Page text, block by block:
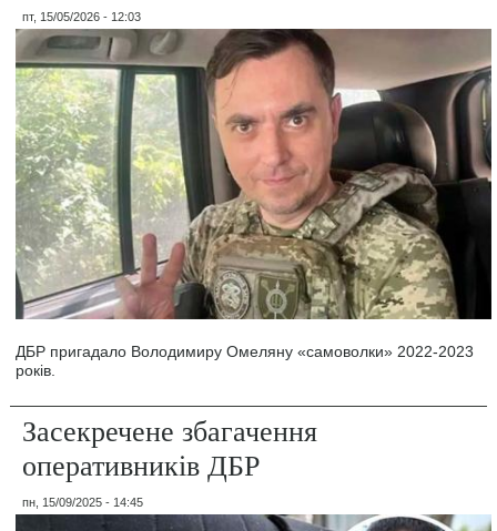
пт, 15/05/2026 - 12:03
ДБР пригадало Володимиру Омеляну «самоволки» 2022-2023
років.
Засекречене збагачення
оперативників ДБР
пн, 15/09/2025 - 14:45